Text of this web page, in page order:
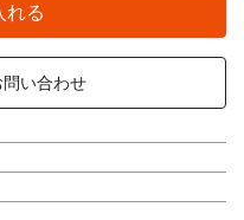
れる
い合わせ